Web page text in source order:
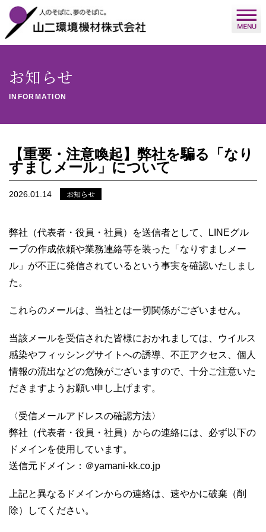
お知らせ
INFORMATION
【重要・注意喚起】弊社を騙る「なり
すましメール」について
2026.01.14 お知らせ
弊社（代表者・役員・社員）を送信者として、LINEグル
ープの作成依頼や業務連絡等を装った「なりすましメー
ル」が不正に発信されているという事実を確認いたしまし
た。
これらのメールは、当社とは一切関係がございません。
当該メールを受信された皆様におかれましては、ウイルス
感染やフィッシングサイトへの誘導、不正アクセス、個人
情報の流出などの危険がございますので、十分ご注意いた
だきますようお願い申し上げます。
〈受信メールアドレスの確認方法〉
弊社（代表者・役員・社員）からの連絡には、必ず以下の
ドメインを使用しています。
送信元ドメイン：＠yamani-kk.co.jp
上記と異なるドメインからの連絡は、速やかに破棄（削
除）してください。